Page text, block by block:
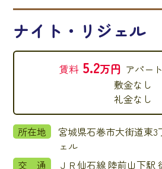
ナイト・リジェル
賃料 5.2万円 アパート
敷金なし
礼金なし
所在地
ェル
交 通
ＪＲ仙石線 陸前山下駅